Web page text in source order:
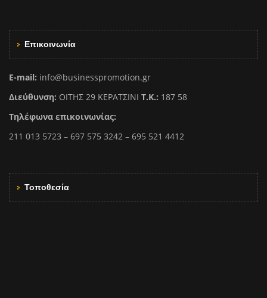
Επικοινωνία
E-mail: info@businesspromotion.gr
Διεύθυνση: ΟΙΤΗΣ 29 ΚΕΡΑΤΣΙΝΙ Τ.Κ.: 187 58
Τηλέφωνα επικοινωνίας:
211 013 5723 – 697 575 3242 – 695 521 4412
Τοποθεσία